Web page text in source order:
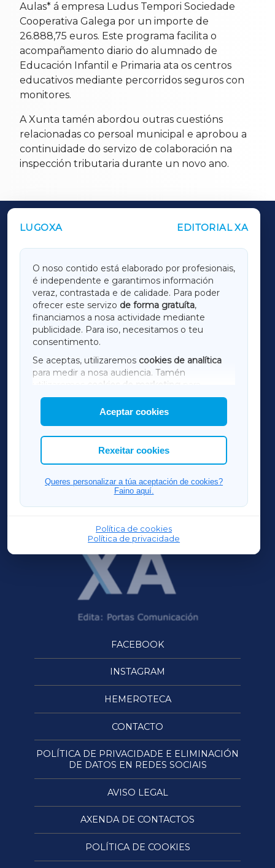
Aulas* á empresa Ludus Tempori Sociedade
Cooperativa Galega por un importe de
26.888,75 euros. Este programa facilita o
acompañamento diario do alumnado de
Educación Infantil e Primaria ata os centros
educativos mediante percorridos seguros con
monitores.
A Xunta tamén abordou outras cuestións
relacionadas co persoal municipal e aprobou a
continuidade do servizo de colaboración na
inspección tributaria durante un novo ano.
LUGOXA EDITORIAL XA
O noso contido está elaborado por profesionais,
é independente e garantimos información
veraz, contrastada e de calidade. Para poder
ofrecer este servizo de forma gratuíta,
financiamos a nosa actividade mediante
publicidade. Para iso, necesitamos o teu
consentimento.
Se aceptas, utilizaremos cookies de analítica
para medir a nosa audiencia. Tamén
utilizaremos
cookies de marketing
mostrar publicidade de terceiros.
Así mesmo, podes personalizar a elección das
cookies que desexas permitir.
Aceptar cookies
Rexeitar cookies
Queres personalizar a túa aceptación de cookies?
Faino aquí.
Política de cookies
Política de privacidade
OUTROS PERIÓDICOS
LUGOXA
TERRACHAXA
AMARIÑAXA
RIBEIRASACRAXA
ACORUÑAXA
FERROLXA
OURENSEXA
FACEBOOK
INSTAGRAM
HEMEROTECA
CONTACTO
POLÍTICA DE PRIVACIDADE E ELIMINACIÓN
DE DATOS EN REDES SOCIAIS
AVISO LEGAL
AXENDA DE CONTACTOS
POLÍTICA DE COOKIES